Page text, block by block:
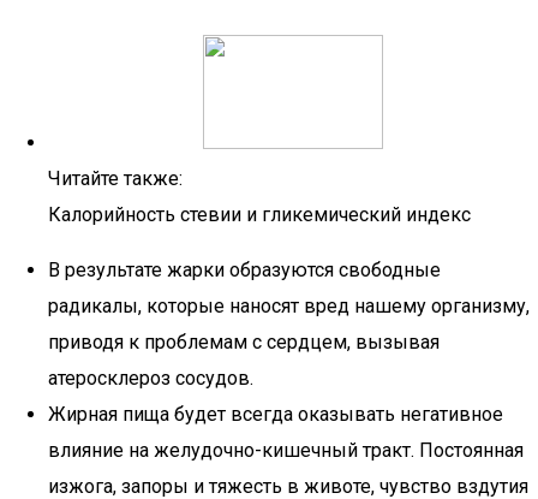
Читайте также:
Калорийность стевии и гликемический индекс
В результате жарки образуются свободные
радикалы, которые наносят вред нашему организму,
приводя к проблемам с сердцем, вызывая
атеросклероз сосудов.
Жирная пища будет всегда оказывать негативное
влияние на желудочно-кишечный тракт. Постоянная
изжога, запоры и тяжесть в животе, чувство вздутия